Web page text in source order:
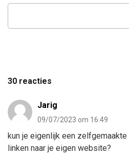
30 reacties
Jarig
09/07/2023 om 16:49
kun je eigenlijk een
linken naar je eigen website?